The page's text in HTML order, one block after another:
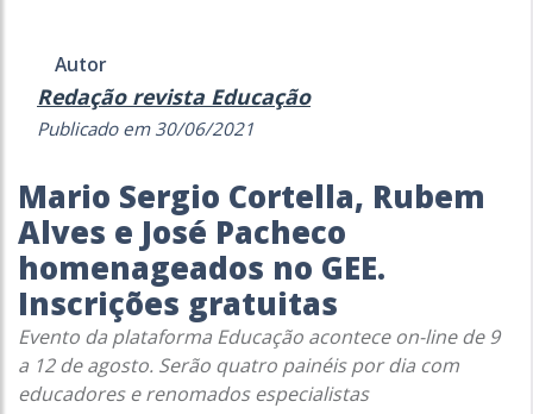
Autor
Redação revista Educação
Publicado em 30/06/2021
Mario Sergio Cortella, Rubem
Alves e José Pacheco
homenageados no GEE.
Inscrições gratuitas
Evento da plataforma Educação acontece on-line de 9
a 12 de agosto. Serão quatro painéis por dia com
educadores e renomados especialistas